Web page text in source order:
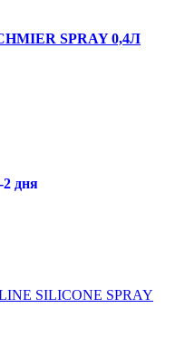
SPRAY 0,4Л
2 дня